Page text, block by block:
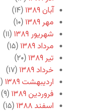
آبان ۱۳۸۹
(۱۴)
مهر ۱۳۸۹
(۱۰)
شهریور ۱۳۸۹
(۱۱)
مرداد ۱۳۸۹
(۱۵)
تیر ۱۳۸۹
(۲۰)
خرداد ۱۳۸۹
(۱۷)
اردیبهشت ۱۳۸۹
(۱۴)
فروردین ۱۳۸۹
(۹)
اسفند ۱۳۸۸
(۱۵)